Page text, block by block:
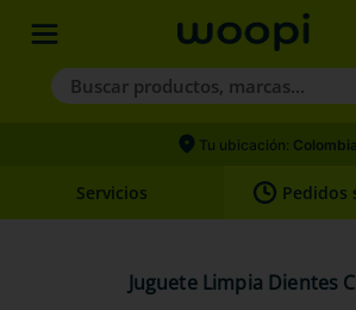
Buscar productos, marcas...
Términos más buscados
2.
hills
Tu ubicación: Colombia
Servicios Pedidos
Juguete Limpia Dientes